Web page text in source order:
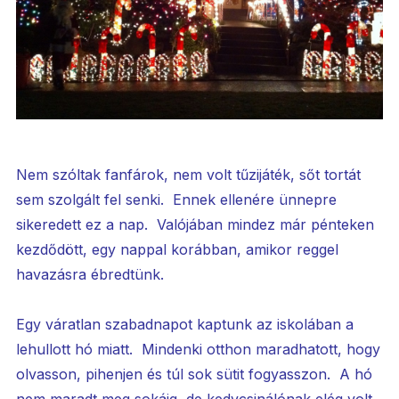
Nem szóltak fanfárok, nem volt tűzijáték, sőt tortát
sem szolgált fel senki. Ennek ellenére ünnepre
sikeredett ez a nap. Valójában mindez már pénteken
kezdődött, egy nappal korábban, amikor reggel
havazásra ébredtünk.
Egy váratlan szabadnapot kaptunk az iskolában a
lehullott hó miatt. Mindenki otthon maradhatott, hogy
olvasson, pihenjen és túl sok sütit fogyasszon. A hó